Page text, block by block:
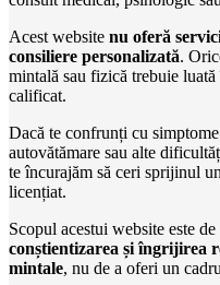
Acest website nu oferă
consiliere personalizată.
mintală sau fizică trebuie
calificat.
Dacă te confrunți cu
autovătămare sau alte
te încurajăm să ceri sprijinul
licențiat.
Scopul acestui website este
conștientizarea și îngrijirea
mintale, nu de a oferi un